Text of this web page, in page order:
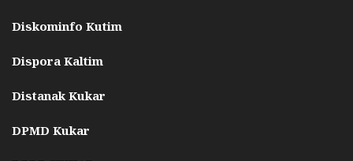
Diskominfo Kutim
Dispora Kaltim
Distanak Kukar
DPMD Kukar